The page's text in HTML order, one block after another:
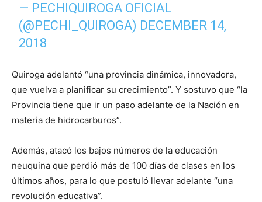
— PECHIQUIROGA OFICIAL
(@PECHI_QUIROGA) DECEMBER 14,
2018
Quiroga adelantó “una provincia dinámica, innovadora,
que vuelva a planificar su crecimiento”. Y sostuvo que “la
Provincia tiene que ir un paso adelante de la Nación en
materia de hidrocarburos”.
Además, atacó los bajos números de la educación
neuquina que perdió más de 100 días de clases en los
últimos años, para lo que postuló llevar adelante “una
revolución educativa”.